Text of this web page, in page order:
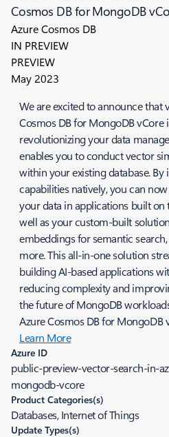
Cosmos DB for MongoDB
Azure Cosmos DB
IN PREVIEW
PREVIEW
May 2023
We are excited to announce that
Cosmos DB for MongoDB vCore
revolutionizing your data
enables you to conduct vector
within your existing database.
capabilities natively, you can
your data in applications built on
well as your custom-built
embeddings for semantic
more. This all-in-one solution
building AI-based applications
reducing complexity and
the future of MongoDB
Azure Cosmos DB for MongoDB
Learn More
Azure ID
public-preview-vector-search-in-
mongodb-vcore
Product Categories(s)
Databases, Internet of Things
Update Types(s)